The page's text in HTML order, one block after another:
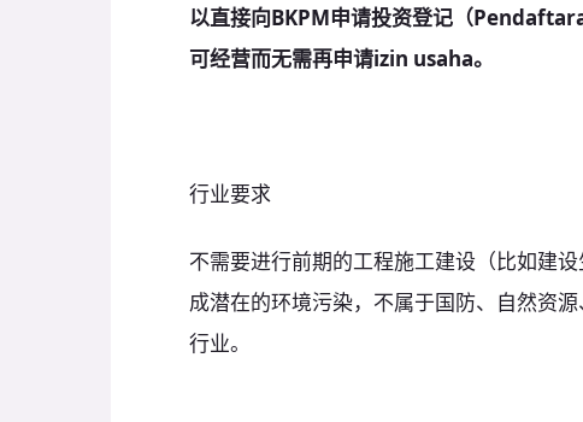
以直接向BKPM申请投资登记（
可经营而无需再申请izin usaha。
行业要求
不需要进行前期的工程施工建设（比如建
成潜在的环境污染，不属于国防、自然资
行业。